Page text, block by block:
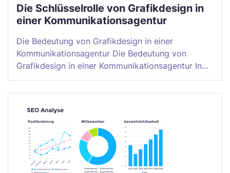
Die Schlüsselrolle von Grafikdesign in
einer Kommunikationsagentur
Die Bedeutung von Grafikdesign in einer
Kommunikationsagentur Die Bedeutung von
Grafikdesign in einer Kommunikationsagentur In…